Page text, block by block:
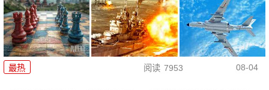
最热 阅读 7953 08-04